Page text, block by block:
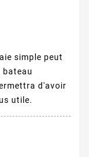
simple peut
bateau
d'avoir
utile.